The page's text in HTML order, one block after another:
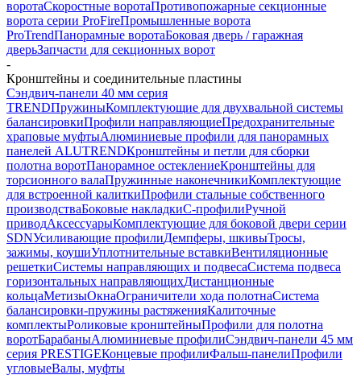
воротаСкоростные воротаПротивопожарные секционные
ворота серии ProFireПромышленные ворота
ProTrendПанорамные воротаБоковая дверь / гаражная
дверьЗапчасти для секционных ворот
-
Кронштейны и соединительные пластины
Сэндвич-панели 40 мм серия
TRENDПружиныКомплектующие для двухвальной системы
балансировкиПрофили направляющиеПредохранительные
храповые муфтыАлюминиевые профили для панорамных
панелей ALUTRENDКронштейны и петли для сборки
полотна воротПанорамное остеклениеКронштейны для
торсионного валаПружинные наконечникиКомплектующие
для встроенной калиткиПрофили стальные собственного
производстваБоковые накладкиС-профилиРучной
приводАксессуарыКомплектующие для боковой двери серии
SDNУсиливающие профилиДемпферы, шкивыТросы,
зажимы, коушиУплотнительные вставкиВентиляционные
решеткиСистемы направляющих и подвесаСистема подвеса
горизонтальных направляющихДистанционные
кольцаМетизыОкнаОграничители хода полотнаСистема
балансировки-пружины растяженияКалиточные
комплектыРоликовые кронштейныПрофили для полотна
воротБарабаныАлюминиевые профилиСэндвич-панели 45 мм
серия PRESTIGEКонцевые профилиФальш-панелиПрофили
угловыеВалы, муфты